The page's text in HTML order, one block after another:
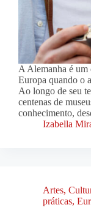
A Alemanha é um
Europa quando o
Ao longo de seu
centenas de
conhecimento,
Izabella
Artes,
práticas,